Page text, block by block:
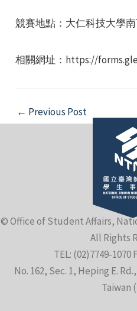
競賽地點：大仁科技大學南
相關網址：https://
Post
navigation
← Previous Post
© Office of Student Affairs,
All Rights
TEL: (02)7749-1070
No. 162, Sec. 1, Heping E.
Taiwan